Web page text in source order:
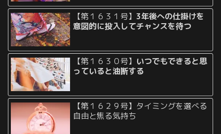
【第１６３１号】 3年後への仕掛けを
意図的に投入してチャンスを待つ
【第１６３０号】 いつでもできると思
っていると油断する
【第１６２９号】タイミングを選べる
自由と焦る気持ち